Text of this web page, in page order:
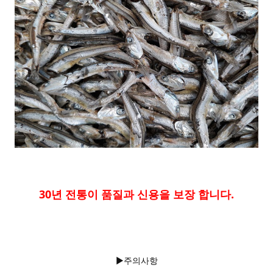
30년 전통이 품질과 신용을 보장 합니다.
▶주의사항